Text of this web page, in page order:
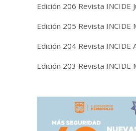
Edición 206 Revista INCIDE
Edición 205 Revista INCIDE
Edición 204 Revista INCIDE
Edición 203 Revista INCIDE